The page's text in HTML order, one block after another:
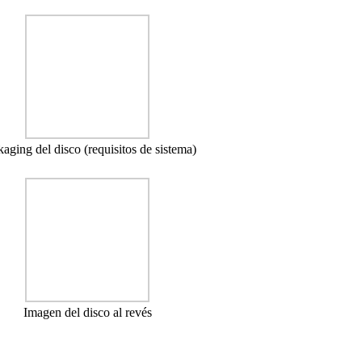
del disco (requisitos de sistema)
Imagen del disco al revés